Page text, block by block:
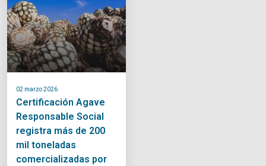
02 marzo 2026
Certificación Agave
Responsable Social
registra más de 200
mil toneladas
comercializadas por